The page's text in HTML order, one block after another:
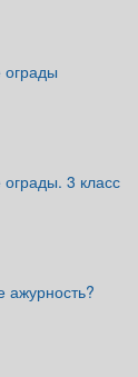
3 класс
ажурность?